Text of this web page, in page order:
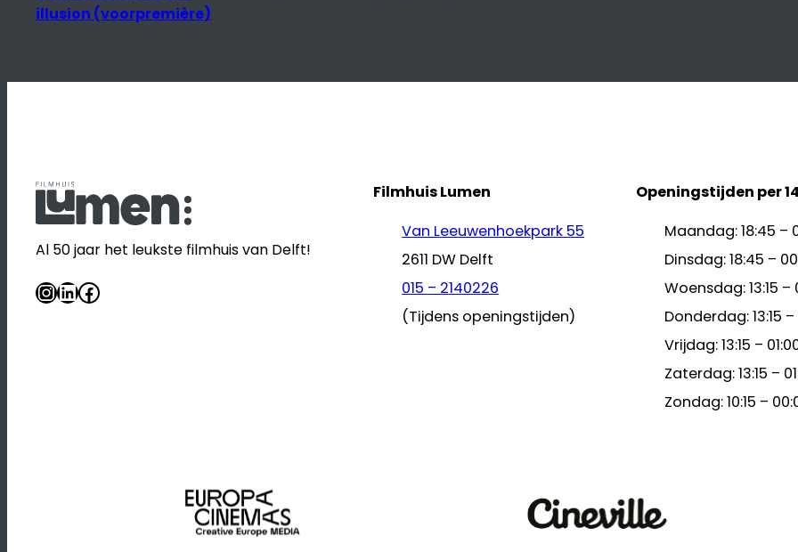
illusion (voorpremière)
Al 50 jaar het leukste filmhuis van Delft!
InstagramLinkedIn Facebook
Filmhuis Lumen
Van Leeuwenhoekpark 55
2611 DW Delft
015 – 2140226
(Tijdens openingstijden)
Openingstijden per
Maandag: 18:45 –
Dinsdag: 18:45 –
Woensdag: 13:15 –
Donderdag: 13:15
Vrijdag: 13:15 –
Zaterdag: 13:15 –
Zondag: 10:15 –